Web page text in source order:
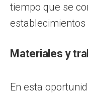
tiempo que se
establecimientos
Materiales y
En esta